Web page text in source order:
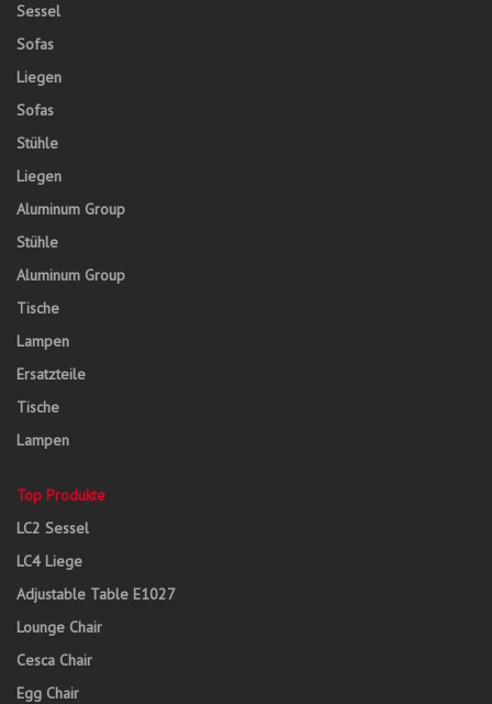
Sessel
Sofas
Liegen
Sofas
Stühle
Liegen
Aluminum Group
Stühle
Aluminum Group
Tische
Lampen
Ersatzteile
Tische
Lampen
Top Produkte
LC2 Sessel
LC4 Liege
Adjustable Table E1027
Lounge Chair
Cesca Chair
Egg Chair